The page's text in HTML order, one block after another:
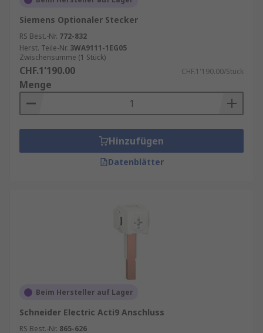
Siemens Optionaler Stecker
RS Best.-Nr. 772-832
Herst. Teile-Nr. 3WA9111-1EG05
Zwischensumme (1 Stück)
CHF.1'190.00 CHF.1'190.00/Stück
Menge
Hinzufügen
Datenblätter
Beim Hersteller auf Lager
Schneider Electric Acti9 Anschluss
RS Best.-Nr. 865-626